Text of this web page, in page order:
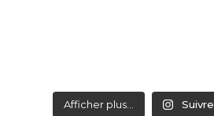
Afficher plus...